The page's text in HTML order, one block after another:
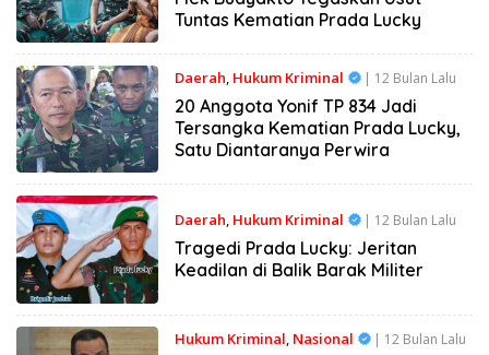
Tuntas Kematian Prada Lucky
Daerah, Hukum Kriminal | 12 Bulan Lalu
20 Anggota Yonif TP 834 Jadi
Tersangka Kematian Prada Lucky,
Satu Diantaranya Perwira
Daerah, Hukum Kriminal | 12 Bulan Lalu
Tragedi Prada Lucky: Jeritan
Keadilan di Balik Barak Militer
Hukum Kriminal, Nasional | 12 Bulan Lalu